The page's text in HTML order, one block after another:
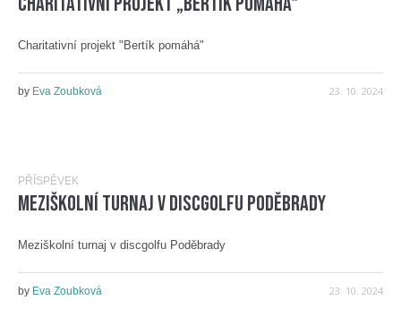
Charitativní projekt "Bertík pomáhá"
23. 10. 2024
by Eva Zoubková
PŘÍSPĚVEK
Meziškolní turnaj v discgolfu Poděbrady
Meziškolní turnaj v discgolfu Poděbrady
23. 10. 2024
by Eva Zoubková